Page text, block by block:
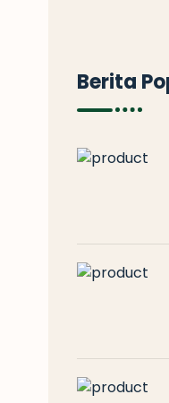
Berita